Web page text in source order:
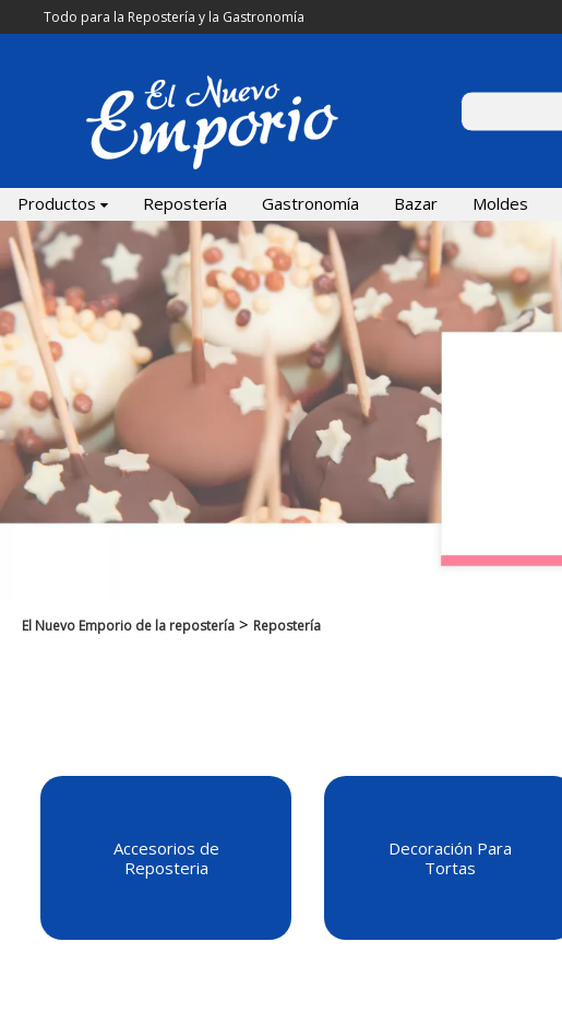
Todo para la Repostería y la Gastronomía
Productos Repostería Gastronomía Bazar Moldes
El Nuevo Emporio de la repostería > Repostería
Accesorios de
Reposteria
Decoración Para
Tortas